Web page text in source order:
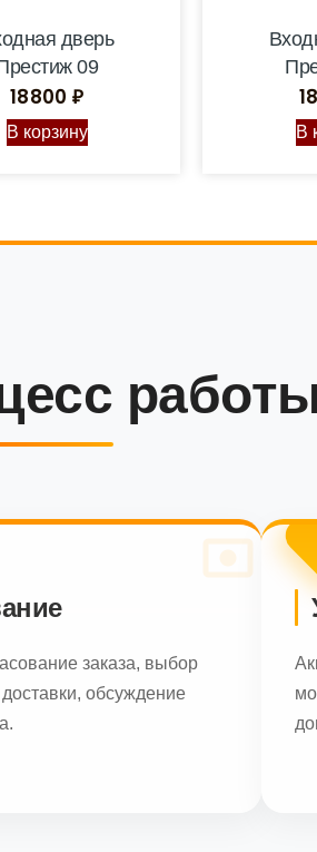
дверь
09
18800 ₽
В корзину В
заказа, выбор
обсуждение